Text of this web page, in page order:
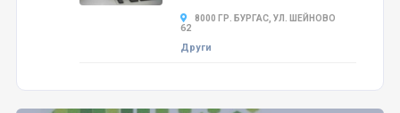
8000 ГР. БУРГАС, УЛ. ШЕЙНОВО
62
Други